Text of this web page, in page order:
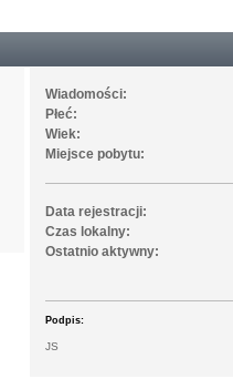
Wiadomości:
Płeć:
Wiek:
Miejsce pobytu:
Data rejestracji:
Czas lokalny:
Ostatnio aktywny:
Podpis:
JS